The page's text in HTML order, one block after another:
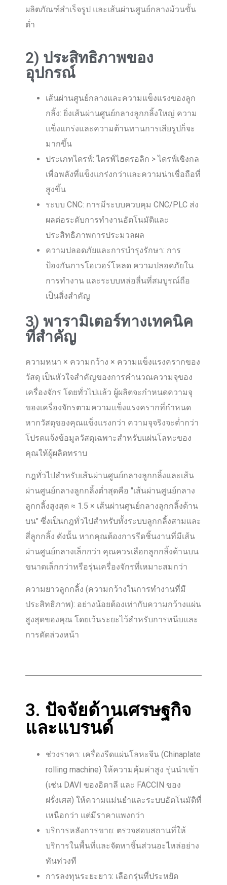
ผลิตภัณฑ์สำเร็จรูป และเส้นผ่านศูนย์กลางม้วนขั้น
ต่ำ
2) ประสิทธิภาพของ
อุปกรณ์
เส้นผ่านศูนย์กลางและความแข็งแรงของลูก
กลิ้ง: ยิ่งเส้นผ่านศูนย์กลางลูกกลิ้งใหญ่ ความ
แข็งแกร่งและความต้านทานการเสียรูปก็จะ
มากขึ้น
ประเภทไดรฟ์: ไดรฟ์ไฮดรอลิก > ไดรฟ์เชิงกล
เพื่อพลังที่แข็งแกร่งกว่าและความน่าเชื่อถือที่
สูงขึ้น
ระบบ CNC: การมีระบบควบคุม CNC/PLC ส่ง
ผลต่อระดับการทำงานอัตโนมัติและ
ประสิทธิภาพการประมวลผล
ความปลอดภัยและการบำรุงรักษา: การ
ป้องกันการโอเวอร์โหลด ความปลอดภัยใน
การทำงาน และระบบหล่อลื่นที่สมบูรณ์ถือ
เป็นสิ่งสำคัญ
3) พารามิเตอร์ทางเทคนิค
ที่สำคัญ
ความหนา × ความกว้าง × ความแข็งแรงครากของ
วัสดุ เป็นหัวใจสำคัญของการคำนวณความจุของ
เครื่องจักร โดยทั่วไปแล้ว ผู้ผลิตจะกำหนดความจุ
ของเครื่องจักรตามความแข็งแรงครากที่กำหนด
หากวัสดุของคุณแข็งแรงกว่า ความจุจริงจะต่ำกว่า
โปรดแจ้งข้อมูลวัสดุเฉพาะสำหรับแผ่นโลหะของ
คุณให้ผู้ผลิตทราบ
กฎทั่วไปสำหรับเส้นผ่านศูนย์กลางลูกกลิ้งและเส้น
ผ่านศูนย์กลางลูกกลิ้งต่ำสุดคือ "เส้นผ่านศูนย์กลาง
ลูกกลิ้งสูงสุด ≈ 1.5 × เส้นผ่านศูนย์กลางลูกกลิ้งด้าน
บน" ซึ่งเป็นกฎทั่วไปสำหรับทั้งระบบลูกกลิ้งสามและ
สี่ลูกกลิ้ง ดังนั้น หากคุณต้องการรีดชิ้นงานที่มีเส้น
ผ่านศูนย์กลางเล็กกว่า คุณควรเลือกลูกกลิ้งด้านบน
ขนาดเล็กกว่าหรือรุ่นเครื่องจักรที่เหมาะสมกว่า
ความยาวลูกกลิ้ง (ความกว้างในการทำงานที่มี
ประสิทธิภาพ): อย่างน้อยต้องเท่ากับความกว้างแผ่น
สูงสุดของคุณ โดยเว้นระยะไว้สำหรับการหนีบและ
การดัดล่วงหน้า
3. ปัจจัยด้านเศรษฐกิจ
และแบรนด์
ช่วงราคา: เครื่องรีดแผ่นโลหะจีน (Chinaplate
rolling machine) ให้ความคุ้มค่าสูง รุ่นนำเข้า
(เช่น DAVI ของอิตาลี และ FACCIN ของ
ฝรั่งเศส) ให้ความแม่นยำและระบบอัตโนมัติที่
เหนือกว่า แต่มีราคาแพงกว่า
บริการหลังการขาย: ตรวจสอบสถานที่ให้
บริการในพื้นที่และจัดหาชิ้นส่วนอะไหล่อย่าง
ทันท่วงที
การลงทุนระยะยาว: เลือกรุ่นที่ประหยัด